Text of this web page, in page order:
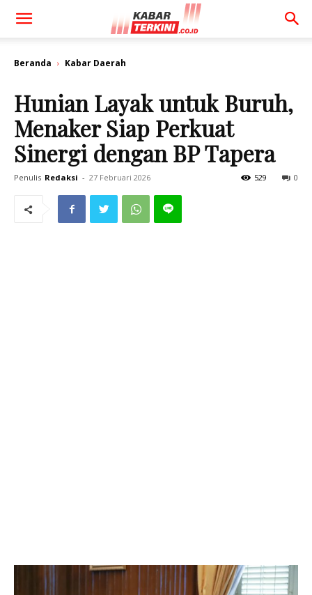
Beranda Kabar Daerah
Hunian Layak untuk Buruh,
Menaker Siap Perkuat
Sinergi dengan BP Tapera
Penulis Redaksi - 27 Februari 2026 0
529